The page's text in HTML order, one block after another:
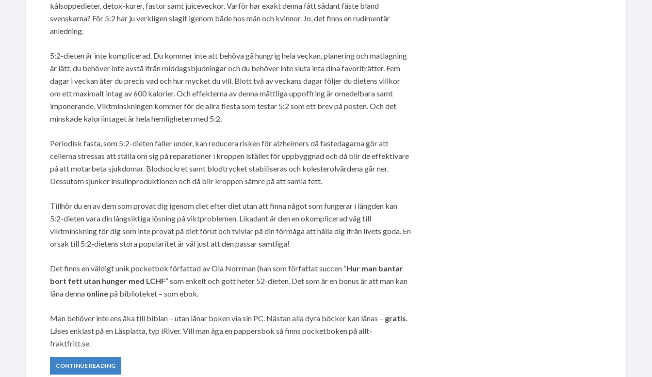
kålsoppedieter, detox-kurer, fastor samt juiceveckor. Varför har exakt denna fått sådant fäste bland
svenskarna? För 5:2 har ju verkligen slagit igenom både hos män och kvinnor. Jo, det finns en rudimentär
anledning.
5:2-dieten är inte komplicerad. Du kommer inte att behöva gå hungrig hela veckan, planering och matlagning
är lätt, du behöver inte avstå ifrån middagsbjudningar och du behöver inte sluta inta dina favoriträtter. Fem
dagar i veckan äter du precis vad och hur mycket du vill. Blott två av veckans dagar följer du dietens villkor
om ett maximalt intag av 600 kalorier. Och effekterna av denna måttliga uppoffring är omedelbara samt
imponerande. Viktminskningen kommer för de allra flesta som testar 5:2 som ett brev på posten. Och det
minskade kaloriintaget är hela hemligheten med 5:2.
Periodisk fasta, som 5:2-dieten faller under, kan reducera risken för alzheimers då fastedagarna gör att
cellerna stressas att ställa om sig på reparationer i kroppen istället för uppbyggnad och då blir de effektivare
på att motarbeta sjukdomar. Blodsockret samt blodtrycket stabiliseras och kolesterolvärdena går ner.
Dessutom sjunker insulinproduktionen och då blir kroppen sämre på att samla fett.
Tillhör du en av dem som provat dig igenom diet efter diet utan att finna något som fungerar i längden kan
5:2-dieten vara din långsiktiga lösning på viktproblemen. Likadant är den en okomplicerad väg till
viktminskning för dig som inte provat på diet förut och tvivlar på din förmåga att hålla dig ifrån livets goda. En
orsak till 5:2-dietens stora popularitet är väl just att den passar samtliga!
Det finns en väldigt unik pocketbok författad av Ola Norrman (han som författat succen “Hur man bantar
bort fett utan hunger med LCHF” som enkelt och gott heter 52-dieten. Det som är en bonus är att man kan
låna denna onlinepå biblioteket – som ebok.
Man behöver inte ens åka till biblan – utan lånar boken via sin PC. Nästan alla dyra böcker kan lånas – gratis.
Läses enklast på en Läsplatta, typ iRiver. Vill man äga en pappersbok så finns pocketboken på allt-
fraktfritt.se.
CONTINUE READING